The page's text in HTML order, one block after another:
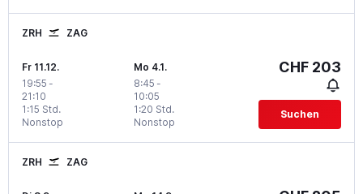
ZRH ZAG
Fr 11.12.
19:55 -
21:10
Nonstop
1:15 Std.
Mo 4.1.
8:45 -
10:05
Nonstop
1:20 Std.
CHF 203
Suchen
ZRH ZAG